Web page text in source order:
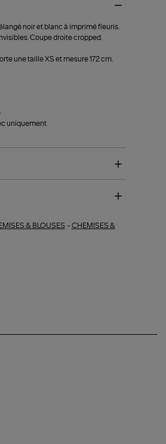
noir et blanc à imprimé fleuris.
Coupe droite cropped.
une taille XS et mesure 172 cm.
uniquement
& BLOUSES - CHEMISES &